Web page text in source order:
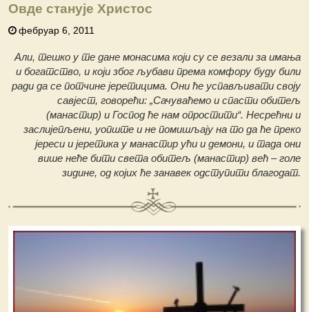
Овде станује Христос
фебруар 6, 2011
Али, тешко у те дане монасима који су се везали за имања
и богатство, и који због љубави према комфору буду били
ради да се потчине јеретицима. Они ће успављивати своју
савјест, говорећи: „Сачуваћемо и спасти обитељ
(манастир) и Господ ће нам опростити“. Несрећни и
заслијепљени, уопште и не помишљају на то да ће преко
јереси и јеретика у манастир ући и демони, и тада они
више неће бити света обитељ (манастир) већ – голе
зидине, од којих ће занавек одступити благодат.